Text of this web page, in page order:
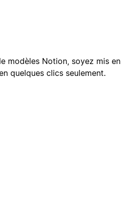
modèles Notion, soyez mis en
quelques clics seulement.